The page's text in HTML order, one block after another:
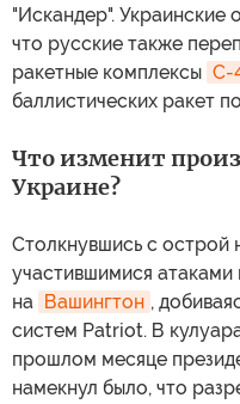
"Искандер". Украинские
что русские также
ракетные комплексы С-
баллистических ракет
Что изменит
Украине?
Столкнувшись с острой
участившимися атаками
на Вашингтон ,
систем Patriot. В
прошлом месяце
намекнул было, что